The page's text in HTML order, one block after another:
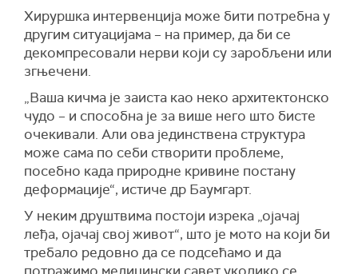
Хируршка интервенција може бити потребна у
другим ситуацијама – на пример, да би се
декомпресовали нерви који су заробљени или
згњечени.
„Ваша кичма је заиста као неко архитектонско
чудо – и способна је за више него што бисте
очекивали. Али ова јединствена структура
може сама по себи створити проблеме,
посебно када природне кривине постану
деформације“, истиче др Баумгарт.
У неким друштвима постоји изрека „ојачај
леђа, ојачај свој живот“, што је мото на који би
требало редовно да се подсећамо и да